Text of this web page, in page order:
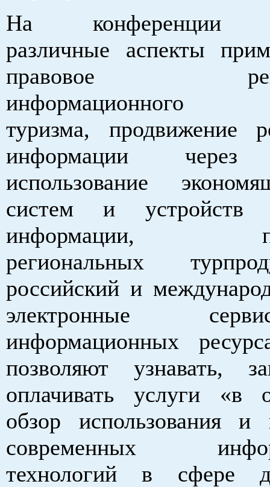
На конференции
различные аспекты
правовое
информационного
туризма, продвижение
информации через
использование
систем и устройств
информации,
региональных
российский и
электронные
информационных
позволяют узнавать,
оплачивать услуги «в
обзор использования и
современных
технологий в сфере